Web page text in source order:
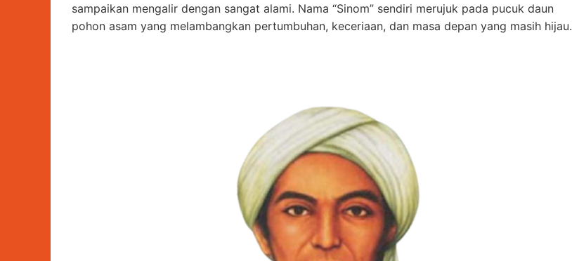
sampaikan mengalir dengan sangat alami. Nama “Sinom” sendiri merujuk pada pucuk daun
pohon asam yang melambangkan pertumbuhan, keceriaan, dan masa depan yang masih hijau.